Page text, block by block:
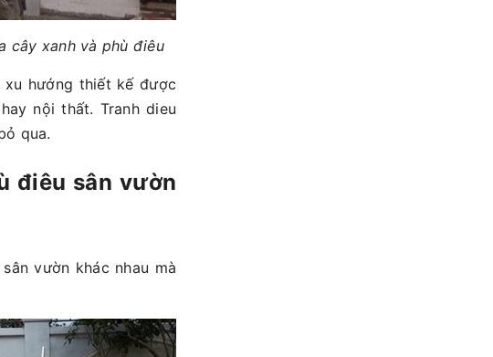
cây xanh và phù điêu
hướng thiết kế được
nội thất. Tranh dieu
qua.
điêu sân vườn
vườn khác nhau mà